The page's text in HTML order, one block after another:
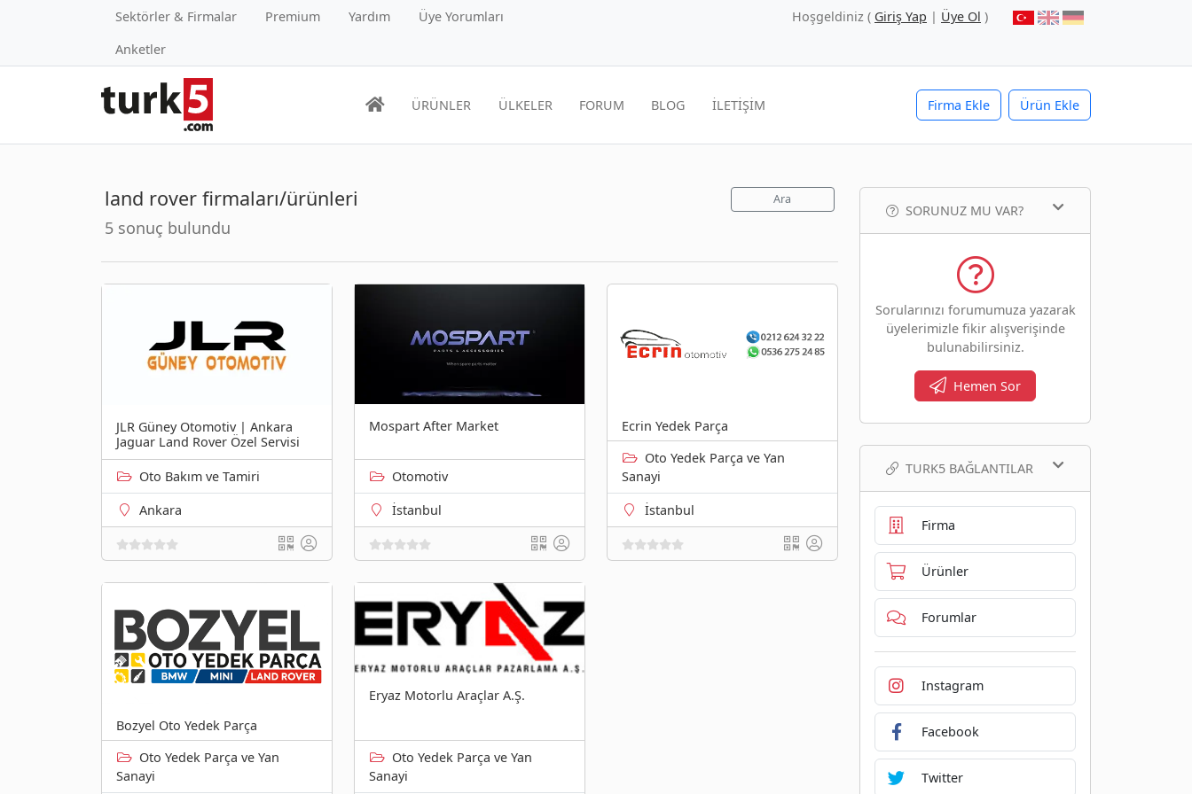
Sektörler & Firmalar Premium Yardım
Üye Yorumları
Anketler
Hoşgeldiniz ( Giriş Yap | Üye Ol )
Firma Ekle Ürün Ekle
ÜRÜNLER ÜLKELER FORUM BLOG İLETİŞİM
land rover firmaları/ürünleri
5 sonuç bulundu
Ara
JLR Güney Otomotiv | Ankara
Jaguar Land Rover Özel Servisi
Oto Bakım ve Tamiri
Ankara
Mospart After Market
Otomotiv
İstanbul
Ecrin Yedek Parça
Oto Yedek Parça ve Yan
Sanayi
İstanbul
Bozyel Oto Yedek Parça
Oto Yedek Parça ve Yan
Sanayi
Eryaz Motorlu Araçlar A.Ş.
Oto Yedek Parça ve Yan
Sanayi
SORUNUZ MU VAR?
Sorularınızı forumumuza yazarak
üyelerimizle fikir alışverişinde
bulunabilirsiniz.
Hemen Sor
TURK5 BAĞLANTILAR
Firma
Ürünler
Forumlar
Instagram
Facebook
Twitter